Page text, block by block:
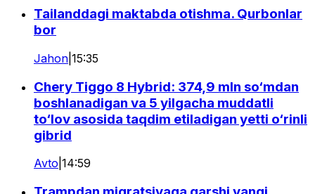
Tailanddagi maktabda otishma. Qurbonlar
bor
Jahon 15:35
Chery Tiggo 8 Hybrid: 374,9 mln so‘mdan
boshlanadigan va 5 yilgacha muddatli
to‘lov asosida taqdim etiladigan yetti o‘rinli
gibrid
Avto 14:59